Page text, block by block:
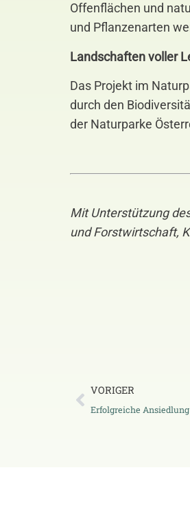
Offenflächen und
und Pflanzenarten
Landschaften voller
Das Projekt im
durch den
der Naturparke
Mit Unterstützung
und Forstwirtschaft,
VORIGER
Erfolgreiche